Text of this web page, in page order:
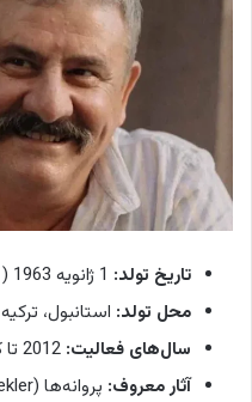
تاریخ تولد:
محل تولد: استانبول، ترکیه
سال‌های فعالیت:
آثار معروف: پروانه‌ها (Kelebekler)، زخمی (Vurgun)